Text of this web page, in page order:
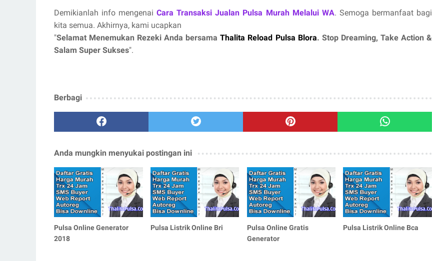
Demikianlah info mengenaiCara Transaksi Jualan Pulsa Murah Melalui WA. Semoga bermanfaat bagi
kita semua. Akhirnya, kami ucapkan
"Selamat Menemukan Rezeki Anda bersamaThalita Reload Pulsa Blora. Stop Dreaming, Take Action &
Salam Super Sukses".
Berbagi
Anda mungkin menyukai postingan ini
Pulsa Online Generator
2018
Pulsa Listrik Online Bri
Pulsa Online Gratis
Generator
Pulsa Listrik Online Bca